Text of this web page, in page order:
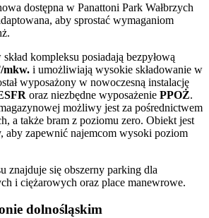
dostępna w Panattoni Park Wałbrzych
aby sprostać wymaganiom
kompleksu posiadają bezpyłową
mkw. i umożliwiają wysokie składowanie w
wyposażony w nowoczesną instalację
oraz niezbędne wyposażenie PPOŻ.
możliwy jest za pośrednictwem
a także bram z poziomu zero. Obiekt jest
aby zapewnić najemcom wysoki poziom
znajduje się obszerny parking dla
i ciężarowych oraz place manewrowe.
dolnośląskim